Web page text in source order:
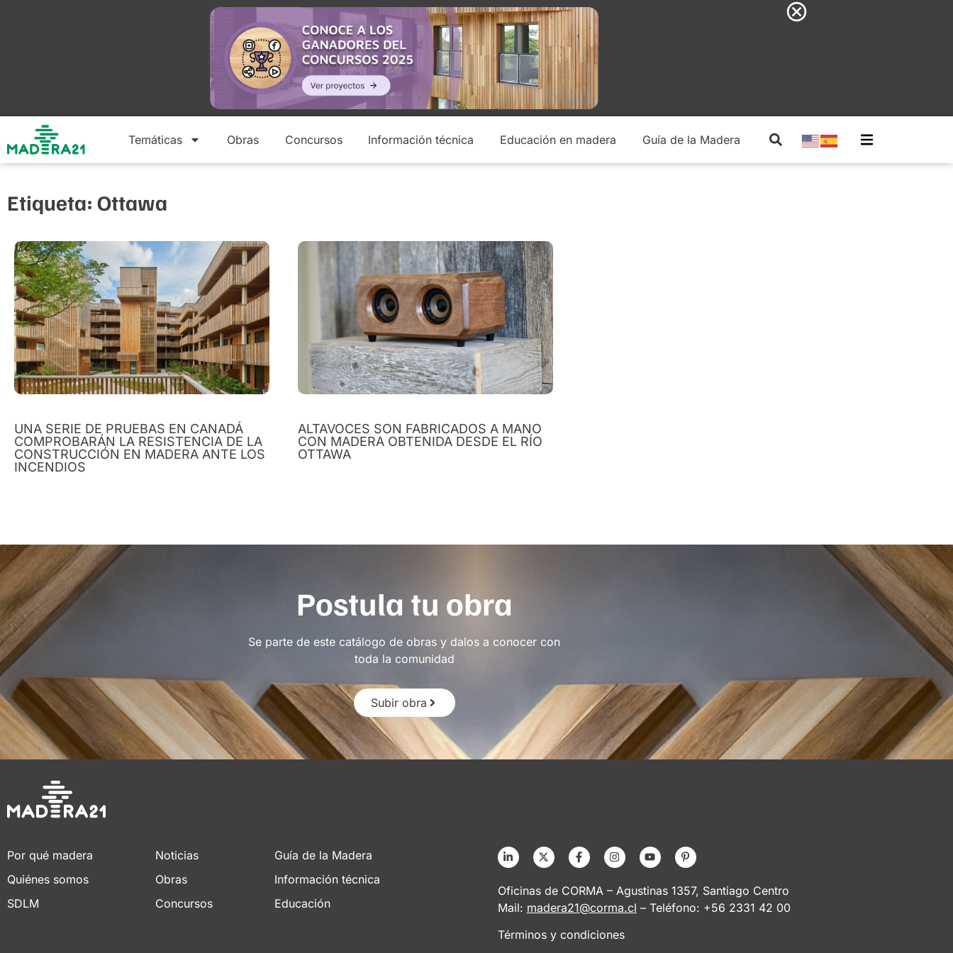
Temáticas Obras Concursos Información técnica Educación en madera Guía de la Madera
Etiqueta: Ottawa
UNA SERIE DE PRUEBAS EN CANADÁ
COMPROBARÁN LA RESISTENCIA DE LA
CONSTRUCCIÓN EN MADERA ANTE LOS
INCENDIOS
ALTAVOCES SON FABRICADOS A MANO
CON MADERA OBTENIDA DESDE EL RÍO
OTTAWA
Postula tu obra
Se parte de este catálogo de obras y dalos a conocer con
toda la comunidad
Subir obra
Por qué madera
Quiénes somos
SDLM
Noticias
Obras
Concursos
Guía de la Madera
Información técnica
Educación
Oficinas de CORMA – Agustinas 1357, Santiago Centro
Mail: madera21@corma.cl – Teléfono: +56 2331 42 00
Términos y condiciones